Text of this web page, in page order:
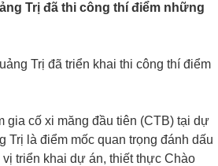
Trị đã thi công thí điểm những
Trị đã triển khai thi công thí điểm
gia cố xi măng đầu tiên (CTB) tại dự
Trị là điểm mốc quan trọng đánh dấu
triển khai dự án, thiết thực Chào